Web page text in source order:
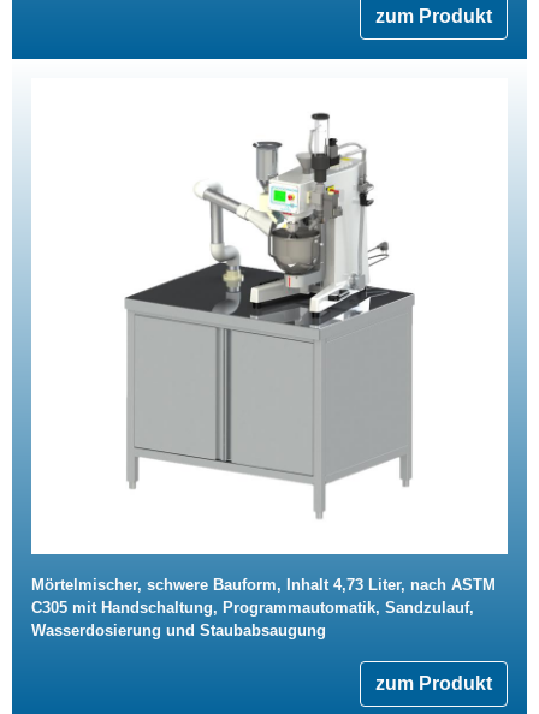
zum Produkt
Mörtelmischer, schwere Bauform, Inhalt 4,73 Liter, nach ASTM
C305 mit Handschaltung, Programmautomatik, Sandzulauf,
Wasserdosierung und Staubabsaugung
zum Produkt